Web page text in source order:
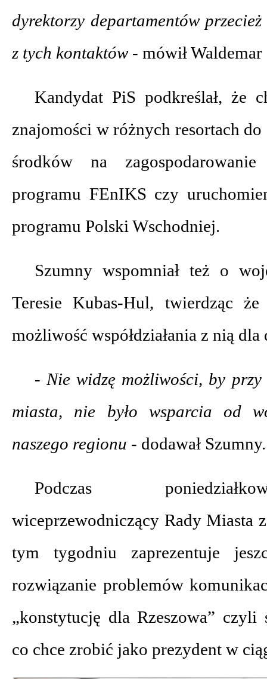
dyrektorzy departamentów
z tych kontaktów - mówił
Kandydat PiS podkreślał, że
znajomości w różnych resortach
środków na
programu FEnIKS czy
programu Polski Wschodniej.
Szumny wspomniał też o
Teresie Kubas-Hul, twierdząc
możliwość współdziałania z nią dla
- Nie widzę możliwości, by
miasta, nie było wsparcia od
naszego regionu - dodawał Szumny.
Podczas
wiceprzewodniczący Rady Miasta
tym tygodniu zaprezentuje
rozwiązanie problemów
„konstytucję dla Rzeszowa” czyli
co chce zrobić jako prezydent w